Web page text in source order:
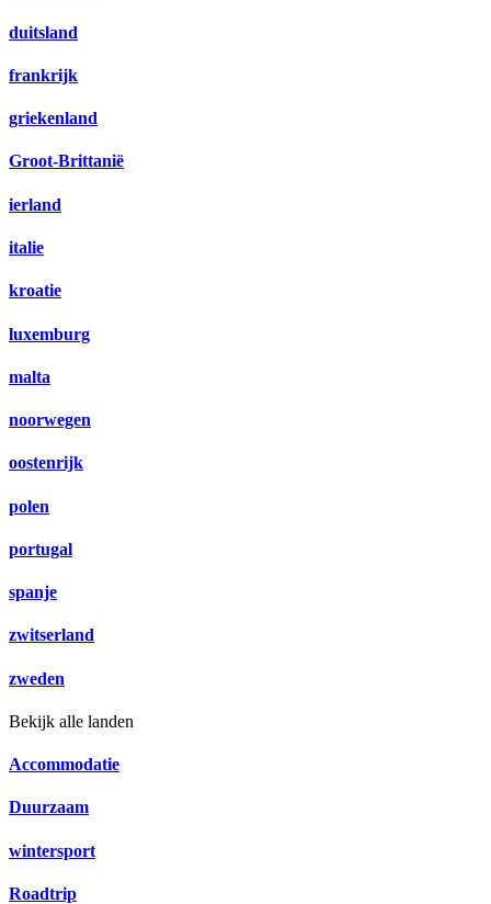
duitsland
frankrijk
griekenland
Groot-Brittanië
ierland
italie
kroatie
luxemburg
malta
noorwegen
oostenrijk
polen
portugal
spanje
zwitserland
zweden
Bekijk alle landen
Accommodatie
Duurzaam
wintersport
Roadtrip